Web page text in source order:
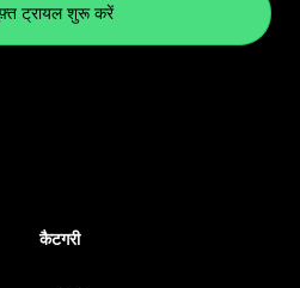
ट्रायल शुरू करें
कैटगरी